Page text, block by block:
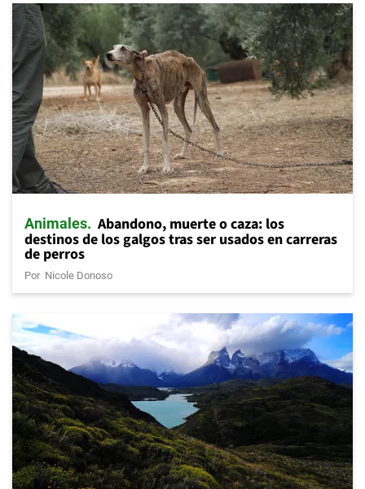
Animales Abandono, muerte o caza: los
destinos de los galgos tras ser usados en carreras
de perros
Por Nicole Donoso